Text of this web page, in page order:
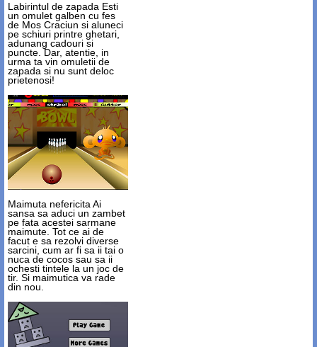
Labirintul de zapada Esti
un omulet galben cu fes
de Mos Craciun si aluneci
pe schiuri printre ghetari,
adunang cadouri si
puncte. Dar, atentie, in
urma ta vin omuletii de
zapada si nu sunt deloc
prietenosi!
Maimuta nefericita Ai
sansa sa aduci un zambet
pe fata acestei sarmane
maimute. Tot ce ai de
facut e sa rezolvi diverse
sarcini, cum ar fi sa ii tai o
nuca de cocos sau sa ii
ochesti tintele la un joc de
tir. Si maimutica va rade
din nou.